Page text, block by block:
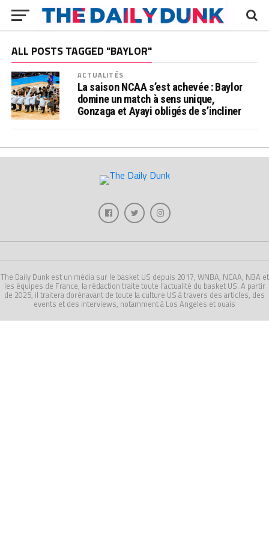
ALL POSTS TAGGED "BAYLOR"
ACTUALITÉS
La saison NCAA s’est achevée : Baylor
domine un match à sens unique,
Gonzaga et Ayayi obligés de s’incliner
The Daily Dunk est un média sur le basket US depuis 2017, WNBA, NCAA, NBA et
les équipes de France, la rédaction traite toute l'actualité du basket US. A partir
de 2025, il traitera dorénavant de toute la culture US à travers des articles, des
events et des interviews, notamment à Los Angeles et ouais